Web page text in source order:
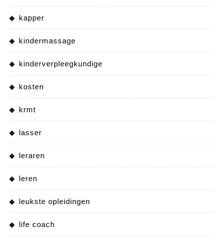
kapper
kindermassage
kinderverpleegkundige
kosten
krmt
lasser
leraren
leren
leukste opleidingen
life coach